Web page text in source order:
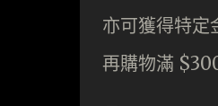
亦可獲得特
再購物滿